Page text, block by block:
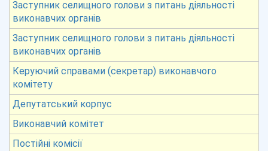
Заступник селищного голови з питань діяльності
виконавчих органів
Заступник селищного голови з питань діяльності
виконавчих органів
Керуючий справами (секретар) виконавчого
комітету
Депутатський корпус
Виконавчий комітет
Постійні комісії